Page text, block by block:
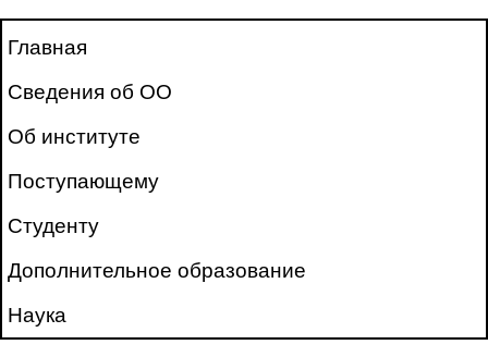
Главная
Сведения об ОО
Об институте
Поступающему
Студенту
Дополнительное образование
Наука